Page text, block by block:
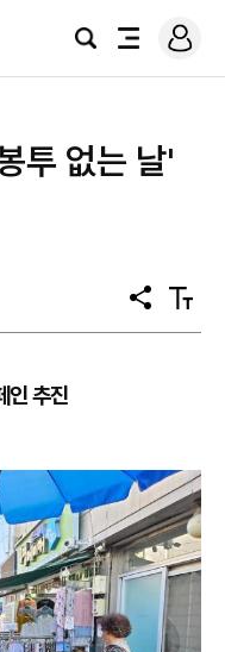
검
전
로
그
투 없는 날'
공
유
텍
스
인 추진